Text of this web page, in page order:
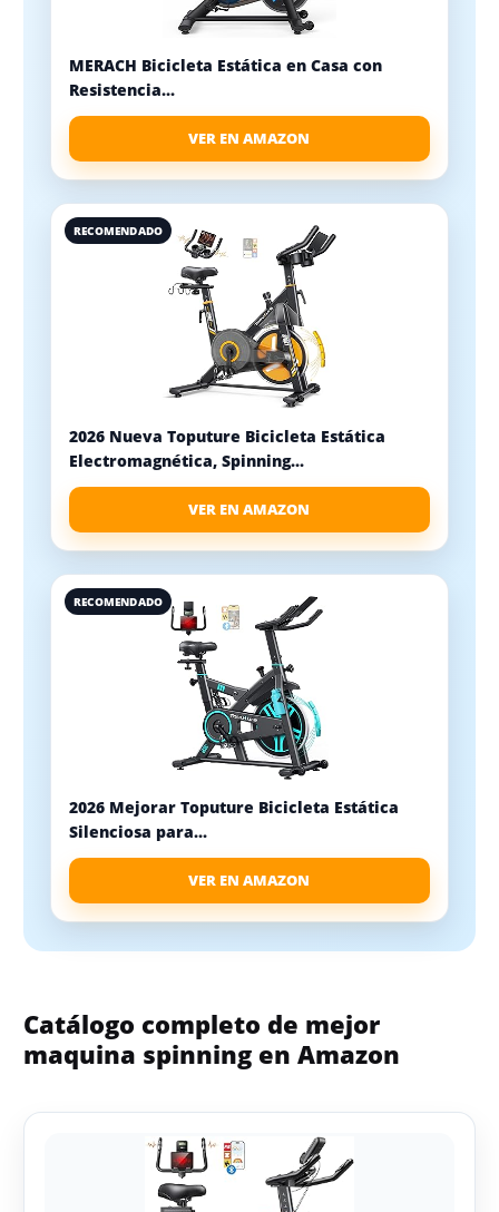
MERACH Bicicleta Estática en Casa con
Resistencia...
VER EN AMAZON
RECOMENDADO
2026 Nueva Toputure Bicicleta Estática
Electromagnética, Spinning...
VER EN AMAZON
RECOMENDADO
2026 Mejorar Toputure Bicicleta Estática
Silenciosa para...
VER EN AMAZON
Catálogo completo de mejor
maquina spinning en Amazon